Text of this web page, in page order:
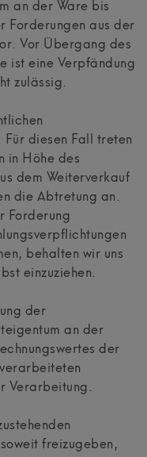
an der Ware bis
Forderungen aus der
Vor Übergang des
ist eine Verpfändung
zulässig.
diesen Fall treten
in Höhe des
dem Weiterverkauf
die Abtretung an.
Forderung
behalten wir uns
einzuziehen.
der
an der
der
Verarbeitung.
freizugeben,